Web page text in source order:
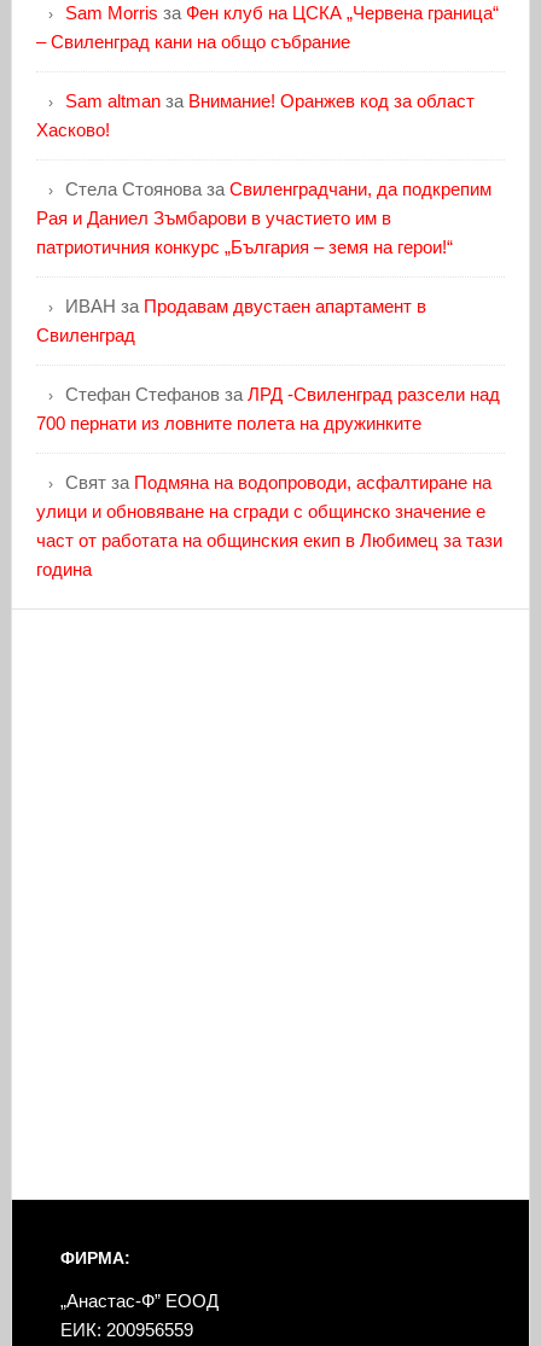
Sam Morris за Фен клуб на ЦСКА „Червена граница“
– Свиленград кани на общо събрание
Sam altmanза Внимание! Оранжев код за област
Хасково!
Стела Стояноваза Свиленградчани, да подкрепим
Рая и Даниел Зъмбарови в участието им в
патриотичния конкурс „България – земя на герои!“
ИВАН за Продавам двустаен апартамент в
Свиленград
Стефан Стефановза ЛРД -Свиленград разсели над
700 пернати из ловните полета на дружинките
Святза Подмяна на водопроводи, асфалтиране на
улици и обновяване на сгради с общинско значение е
част от работата на общинския екип в Любимец за тази
година
ФИРМА:
„Анастас-Ф” ЕООД
ЕИК: 200956559